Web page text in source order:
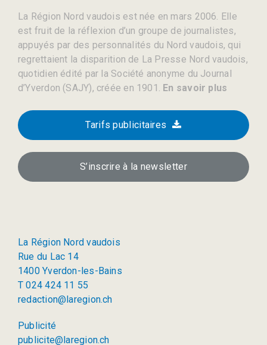
La Région Nord vaudois est née en mars 2006. Elle
est fruit de la réflexion d’un groupe de journalistes,
appuyés par des personnalités du Nord vaudois, qui
regrettaient la disparition de La Presse Nord vaudois,
quotidien édité par la Société anonyme du Journal
d’Yverdon (SAJY), créée en 1901. En savoir plus
Tarifs publicitaires
S’inscrire à la newsletter
La Région Nord vaudois
Rue du Lac 14
1400 Yverdon-les-Bains
T 024 424 11 55
redaction@laregion.ch
Publicité
publicite@laregion.ch